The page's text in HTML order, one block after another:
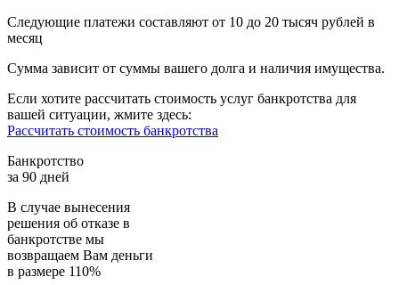
Следующие платежи составляют от 10 до 20 тысяч рублей в
месяц
Сумма зависит от суммы вашего долга и наличия имущества.
Если хотите рассчитать стоимость услуг банкротства для
вашей ситуации, жмите здесь:
Рассчитать стоимость банкротства
Банкротство
за 90 дней
В случае вынесения
решения об отказе в
банкротстве мы
возвращаем Вам деньги
в размере 110%